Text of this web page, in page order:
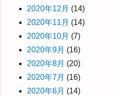
2020年12月 (14)
2020年11月 (14)
2020年10月 (7)
2020年9月 (16)
2020年8月 (20)
2020年7月 (16)
2020年6月 (14)